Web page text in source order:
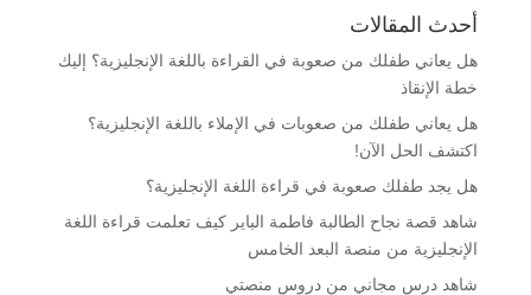
أحدث المقالات
هل يعاني طفلك من صعوبة في القراءة باللغة الإنجليزية؟ إليك
خطة الإنقاذ
هل يعاني طفلك من صعوبات في الإملاء باللغة الإنجليزية؟
اكتشف الحل الآن!
هل يجد طفلك صعوبة في قراءة اللغة الإنجليزية؟
شاهد قصة نجاح الطالبة فاطمة الباير كيف تعلمت قراءة اللغة
الإنجليزية من منصة البعد الخامس
شاهد درس مجاني من دروس منصتي